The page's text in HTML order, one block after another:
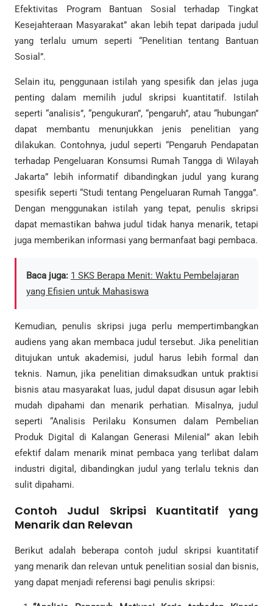
Efektivitas Program Bantuan Sosial terhadap Tingkat
Kesejahteraan Masyarakat” akan lebih tepat daripada judul
yang terlalu umum seperti “Penelitian tentang Bantuan
Sosial”.
Selain itu, penggunaan istilah yang spesifik dan jelas juga
penting dalam memilih judul skripsi kuantitatif. Istilah
seperti “analisis”, “pengukuran”, “pengaruh”, atau “hubungan”
dapat membantu menunjukkan jenis penelitian yang
dilakukan. Contohnya, judul seperti “Pengaruh Pendapatan
terhadap Pengeluaran Konsumsi Rumah Tangga di Wilayah
Jakarta” lebih informatif dibandingkan judul yang kurang
spesifik seperti “Studi tentang Pengeluaran Rumah Tangga”.
Dengan menggunakan istilah yang tepat, penulis skripsi
dapat memastikan bahwa judul tidak hanya menarik, tetapi
juga memberikan informasi yang bermanfaat bagi pembaca.
Baca juga: 1 SKS Berapa Menit: Waktu Pembelajaran
yang Efisien untuk Mahasiswa
Kemudian, penulis skripsi juga perlu mempertimbangkan
audiens yang akan membaca judul tersebut. Jika penelitian
ditujukan untuk akademisi, judul harus lebih formal dan
teknis. Namun, jika penelitian dimaksudkan untuk praktisi
bisnis atau masyarakat luas, judul dapat disusun agar lebih
mudah dipahami dan menarik perhatian. Misalnya, judul
seperti “Analisis Perilaku Konsumen dalam Pembelian
Produk Digital di Kalangan Generasi Milenial” akan lebih
efektif dalam menarik minat pembaca yang terlibat dalam
industri digital, dibandingkan judul yang terlalu teknis dan
sulit dipahami.
Contoh Judul Skripsi Kuantitatif yang
Menarik dan Relevan
Berikut adalah beberapa contoh judul skripsi kuantitatif
yang menarik dan relevan untuk penelitian sosial dan bisnis,
yang dapat menjadi referensi bagi penulis skripsi: